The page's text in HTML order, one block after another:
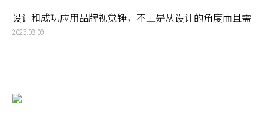
设计和成功应用品牌视觉锤，不止是从设计的角度而且需
要更多从消费者心理学的角度去考虑
2023.08.09